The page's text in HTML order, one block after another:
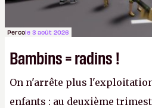
Percole 3 août 2026
Bambins = radins !
On n'arrête plus
enfants : au deuxième